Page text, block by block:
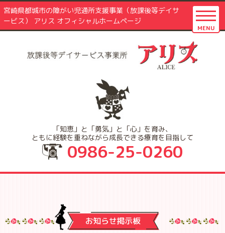
宮崎県都城市の障がい児通所支援事業（放課後等デイサ
ービス） アリス オフィシャルホームページ
「知恵」と「勇気」と「心」を育み、
ともに経験を重ねながら成長できる療育を目指して
0986-25-0260
MENU